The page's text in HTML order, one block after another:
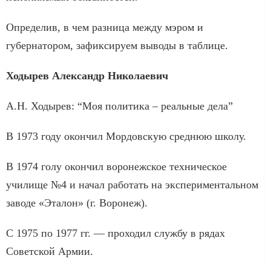
Определив, в чем разница между мэром и
губернатором, зафиксируем выводы в таблице.
Ходырев Александр Николаевич
А.Н. Ходырев: “Моя политика – реальные дела”
В 1973 году окончил Мордовскую среднюю школу.
В 1974 голу окончил воронежское техническое
училище №4 и начал работать на экспериментальном
заводе «Эталон» (г. Воронеж).
С 1975 по 1977 гг. — проходил службу в рядах
Советской Армии.